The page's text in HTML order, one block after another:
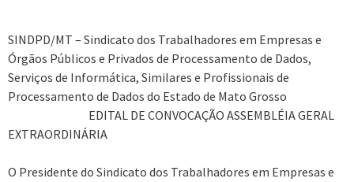
SINDPD/MT – Sindicato dos Trabalhadores em Empresas e
Órgãos Públicos e Privados de Processamento de Dados,
Serviços de Informática, Similares e Profissionais de
Processamento de Dados do Estado de Mato Grosso
EDITAL DE CONVOCAÇÃO ASSEMBLÉIA GERAL
EXTRAORDINÁRIA
O Presidente do Sindicato dos Trabalhadores em Empresas e